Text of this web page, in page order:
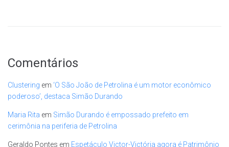
Comentários
Clustering em ‘O São João de Petrolina é um motor econômico
poderoso’, destaca Simão Durando
Maria Rita em Simão Durando é empossado prefeito em
cerimônia na periferia de Petrolina
Geraldo Pontes em Espetáculo Victor-Victória agora é Patrimônio